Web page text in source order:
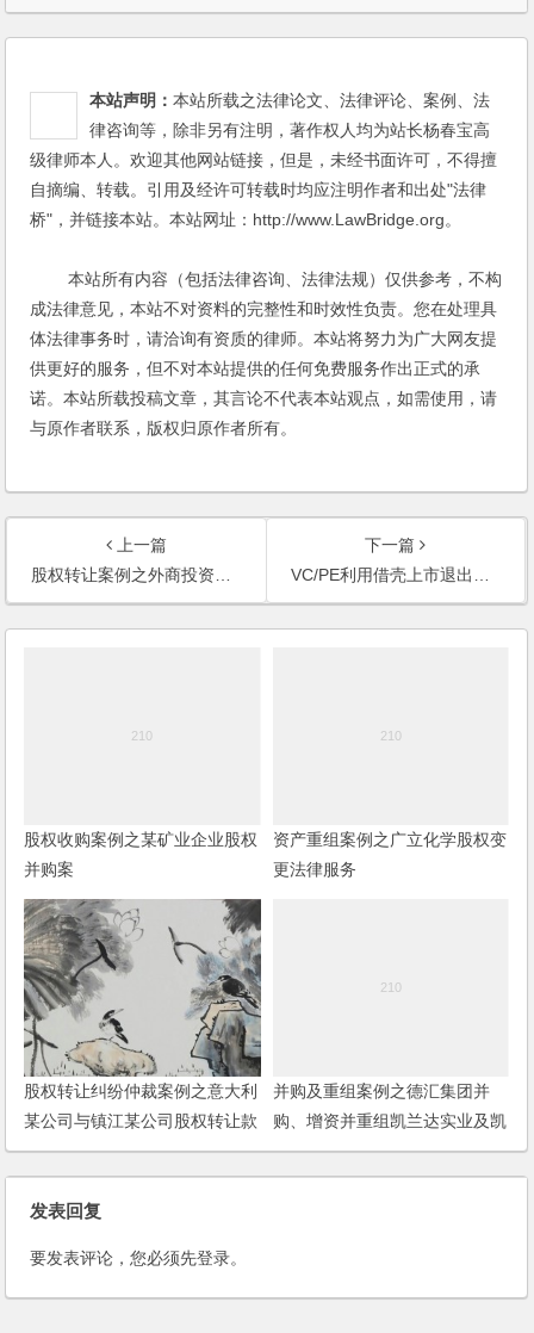
本站声明：本站所载之法律论文、法律评论、案例、法
律咨询等，除非另有注明，著作权人均为站长杨春宝高
级律师本人。欢迎其他网站链接，但是，未经书面许可，不得擅
自摘编、转载。引用及经许可转载时均应注明作者和出处"法律
桥"，并链接本站。本站网址：http://www.LawBridge.org。
本站所有内容（包括法律咨询、法律法规）仅供参考，不构
成法律意见，本站不对资料的完整性和时效性负责。您在处理具
体法律事务时，请洽询有资质的律师。本站将努力为广大网友提
供更好的服务，但不对本站提供的任何免费服务作出正式的承
诺。本站所载投稿文章，其言论不代表本站观点，如需使用，请
与原作者联系，版权归原作者所有。
上一篇
股权转让案例之外商投资企业股权境外交易
下一篇
VC/PE利用借壳上市退出的法律风险(《投资与合作》2013)
股权收购案例之某矿业企业股权
并购案
资产重组案例之广立化学股权变
更法律服务
股权转让纠纷仲裁案例之意大利
某公司与镇江某公司股权转让款
支付纠纷仲裁案
并购及重组案例之德汇集团并
购、增资并重组凯兰达实业及凯
鑫森功能性薄膜产业公司项目
发表回复
要发表评论，您必须先登录。